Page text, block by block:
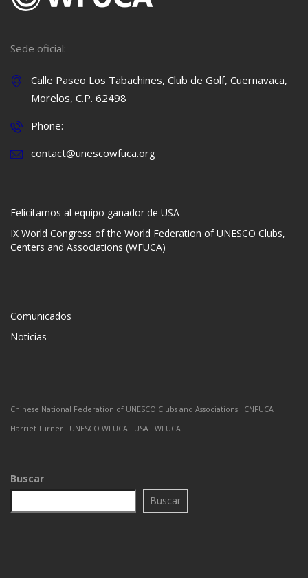
Sede oficial:
Calle Paseo Los Tabachines, Club de Golf, Cuernavaca,
Morelos, C.P. 62498
Phone:
contact@unescowfuca.org
Felicitamos al equipo ganador de USA
IX World Congress of the World Federation of UNESCO Clubs,
Centers and Associations (WFUCA)
Comunicados
Noticias
Chinese National Federation of UNESCO Clubs and Associations
CNFUCA
Harriet Turner
UNESCO WFUCA USA WFUCA
Buscar
Buscar